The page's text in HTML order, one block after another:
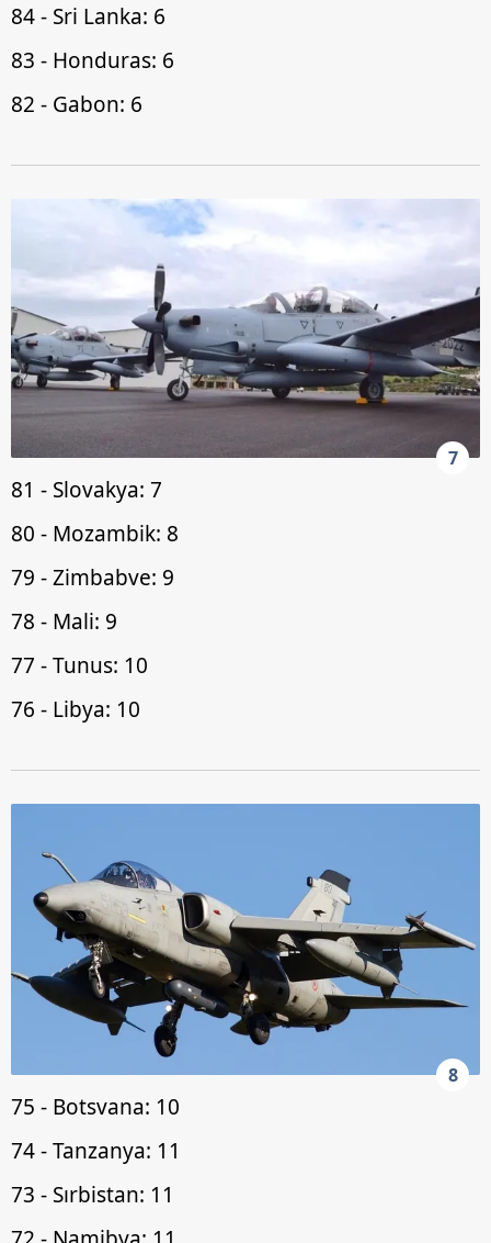
84 - Sri Lanka: 6
83 - Honduras: 6
82 - Gabon: 6
7
81 - Slovakya: 7
80 - Mozambik: 8
79 - Zimbabve: 9
78 - Mali: 9
77 - Tunus: 10
76 - Libya: 10
8
75 - Botsvana: 10
74 - Tanzanya: 11
73 - Sırbistan: 11